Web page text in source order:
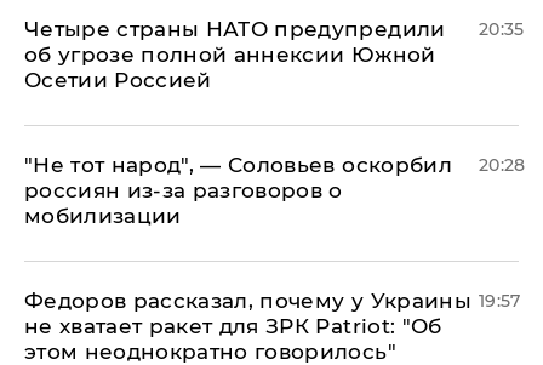
Четыре страны НАТО предупредили
об угрозе полной аннексии Южной
Осетии Россией
20:35
​"Не тот народ", — Соловьев оскорбил
россиян из-за разговоров о
мобилизации
20:28
Федоров рассказал, почему у Украины
не хватает ракет для ЗРК Patriot: "Об
этом неоднократно говорилось"
19:57